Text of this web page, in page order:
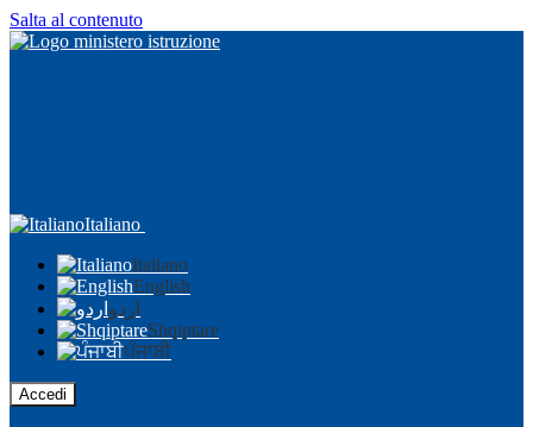
Salta al contenuto
Italiano
Italiano
English
اردو
Shqiptare
ਪੰਜਾਬੀ
Accedi